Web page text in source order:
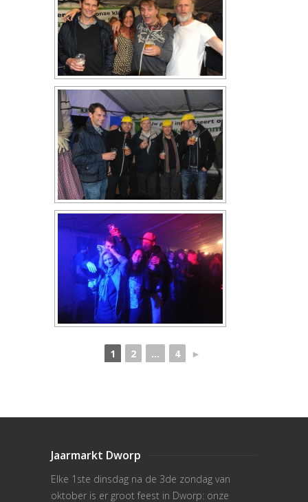
1 2 ... 4 ►
Jaarmarkt Dworp
Elke 1ste dinsdag na de 3de zondag van
oktober is er groot feest in Dworp: onze